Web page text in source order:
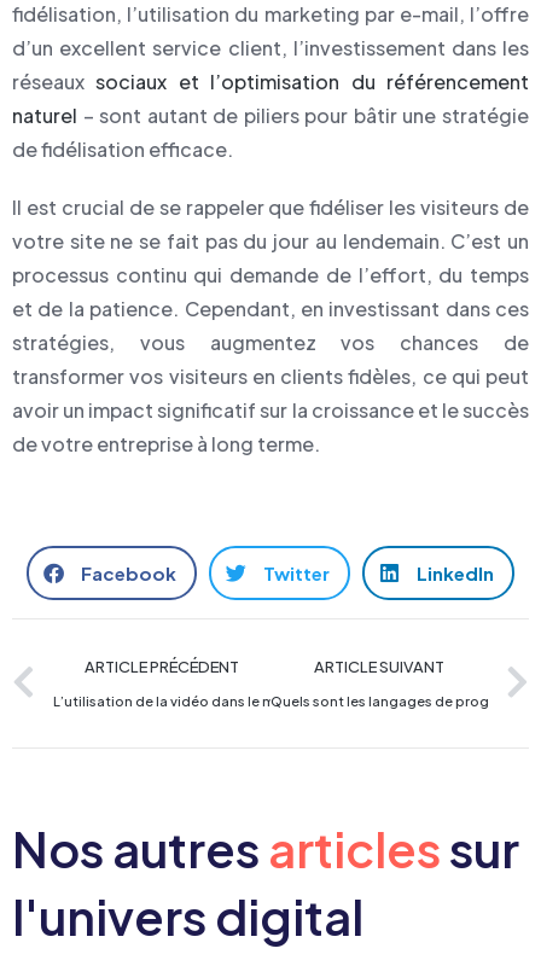
fidélisation, l’utilisation du marketing par e-mail, l’offre
d’un excellent service client, l’investissement dans les
réseauxsociaux et l’optimisation du référencement
naturel – sont autant de piliers pour bâtir une stratégie
de fidélisation efficace.
Il est crucial de se rappeler que fidéliser les visiteurs de
votre site ne se fait pas du jour au lendemain. C’est un
processus continu qui demande de l’effort, du temps
et de la patience. Cependant, en investissant dans ces
stratégies, vous augmentez vos chances de
transformer vos visiteurs en clients fidèles, ce qui peut
avoir un impact significatif sur la croissance et le succès
de votre entreprise à long terme.
Facebook Twitter LinkedIn
ARTICLE PRÉCÉDENT
L’utilisation de la vidéo dans le marketing digital
ARTICLE SUIVANT
Quels sont les langages de
Nos autresarticlessur
l'univers digital